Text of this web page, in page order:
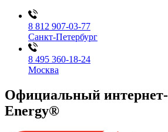
8 812 907-03-77
Санкт-Петербург
8 495 360-18-24
Москва
Официальный
Energy®